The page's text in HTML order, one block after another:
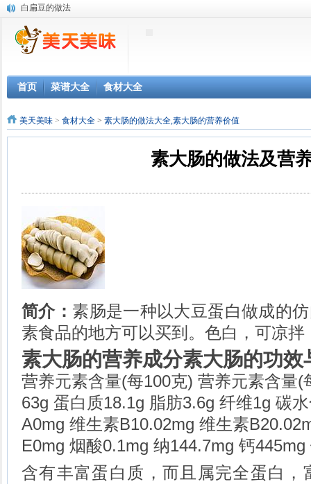
白扁豆的做法
毛核桃的做法
金针菜的做法
韭苔的做法
云耳的做法
牛肚菌的做法
紫草的做法
泡包菜的做法
蝎子的做法
鸡丝的做法
鸡肉的做法
母麻鸭鸭肫的做法
鸭皮的做法
公麻鸭鸭肝的做法
皮蛋的做法
鹅蛋的做法
鹅胸肉的做法
火腿肠的做法
肥肠的做法
酱骨头的做法
绿豆粉丝的做法
豌豆粉丝的做法
黄豆的做法
首页 菜谱大全 食材大全
美天美味 > 食材大全 > 素大肠的做法大全,素大肠的营养价值
素大肠的做法及营
简介： 素肠是一种以大豆蛋白做成的
素食品的地方可以买到。色白，可凉
素大肠的营养成分素大肠的功效
营养元素含量(每100克) 营养元素含量(
63g 蛋白质18.1g 脂肪3.6g 纤维1g 碳
A0mg 维生素B10.02mg 维生素
E0mg 烟酸0.1mg 纳144.7mg 钙
含有丰富蛋白质，而且属完全蛋白，